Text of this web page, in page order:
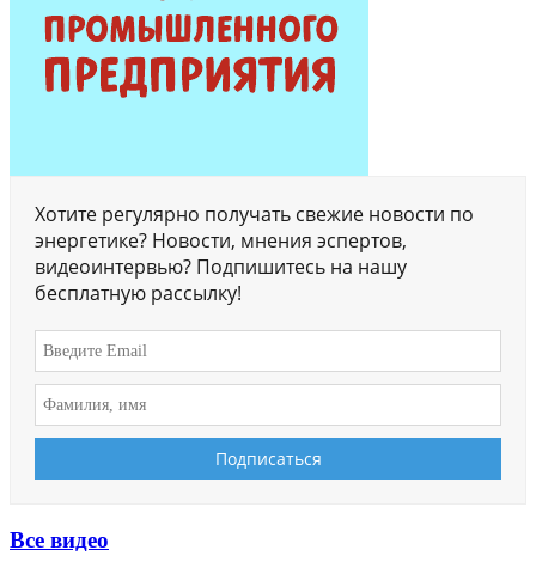
Хотите регулярно получать свежие новости по
энергетике? Новости, мнения эспертов,
видеоинтервью? Подпишитесь на нашу
бесплатную рассылку!
Все видео